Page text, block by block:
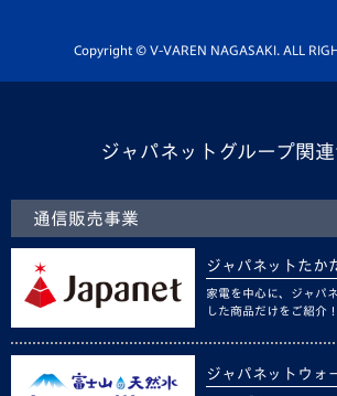
ホームタウン活動
Copyright © V-VAREN NAGASAKI. ALL
ジャパネットグループ関連
通信販売事業
ジャパネットたか
家電を中心に、ジャパ
した商品だけをご紹介！
ジャパネットウォ